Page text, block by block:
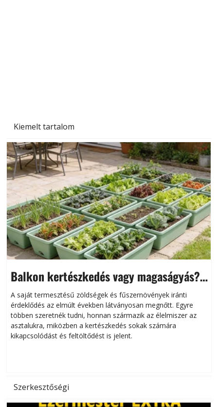
Kiemelt tartalom
Balkon kertészkedés vagy magaságyás?
Helytakarékos kertészkedés
A saját termesztésű zöldségek és fűszernövények iránti
érdeklődés az elmúlt években látványosan megnőtt. Egyre
többen szeretnék tudni, honnan származik az élelmiszer az
asztalukra, miközben a kertészkedés sokak számára
kikapcsolódást és feltöltődést is jelent.
Szerkesztőségi